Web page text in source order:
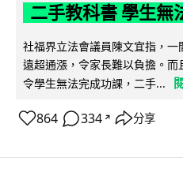
二手教科書 學生無
社福界立法會議員陳文宜指，
遠超通漲，令家長難以負擔。而
令學生無法完成功課，二手...
864 334 ↗ 分享